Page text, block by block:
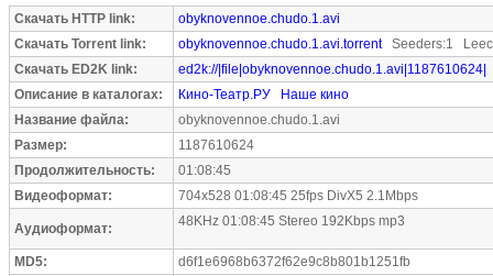
Скачать HTTP link:
obyknovennoe.chudo.1.avi
Скачать Torrent link:
obyknovennoe.chudo.1.avi.torrentSeeders:1
Скачать ED2K link:
ed2k://|file|obyknovennoe.chudo.1.avi|1187610624|
Описание в каталогах:
Кино-Театр.РУ
Наше кино
Название файла:
obyknovennoe.chudo.1.avi
Размер:
1187610624
Продолжительность:
01:08:45
Видеоформат:
704x528 01:08:45 25fps DivX5 2.1Mbps
Аудиоформат: 48KHz 01:08:45 Stereo 192Kbps mp3
MD5:
d6f1e6968b6372f62e9c8b801b1251fb